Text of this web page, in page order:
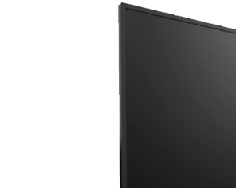
Totaal volume: